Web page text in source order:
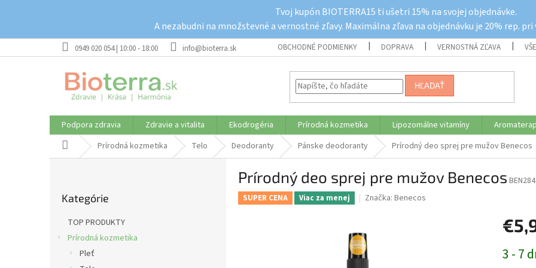
Tvoj kupón BIOTERRA15 ti ušetri 15% na svojej objednávke.
A nezabudni na množstevné a vernostné zľavy. Maximálna zľava na objednávku je 20% rep. pri
0949 020 054 | 10:00 - 18:00 info@bioterra.sk OBCHODNÉ PODMIENKY DOPRAVA VERNOSTNÁ ZĽAVA
HĽADAŤ
Podpora zdravia Zdravie a vitalita Ekodrogéria Prírodná kozmetika Lipozomálne vitamíny
DomovPrírodná kozmetika Telo Deodoranty Pánske deodoranty Prírodný deo sprej pre mužov Benecos
kategórie
Kategórie
TOP PRODUKTY
Prírodná kozmetika
Pleť
Prírodný deo sprej pre mužov Benecos
SUPER CENA Viac za menej Značka: Benecos
cena:
3 - 7